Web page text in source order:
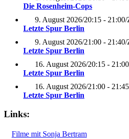
Die Rosenheim-Cops
9. August 2026/20:15 - 21:00/
Letzte Spur Berlin
9. August 2026/21:00 - 21:40/
Letzte Spur Berlin
16. August 2026/20:15 - 21:00
Letzte Spur Berlin
16. August 2026/21:00 - 21:45
Letzte Spur Berlin
Links:
Filme mit Sonja Bertram